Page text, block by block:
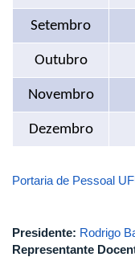
Setembro
Outubro
Novembro
Dezembro
Portaria de Pessoal
Presidente: Rodrigo
Representante